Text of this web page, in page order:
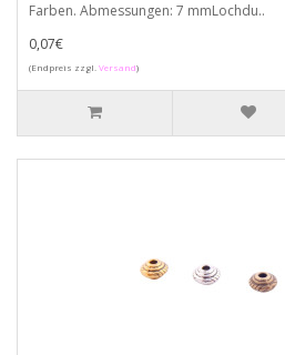
Farben. Abmessungen: 7 mmLochdu..
0,07€
(Endpreis zzgl.Versand)